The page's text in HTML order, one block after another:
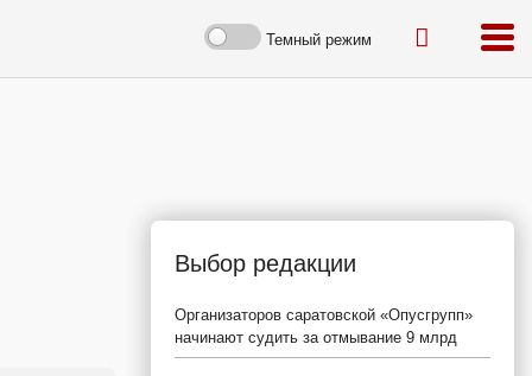
Темный режим
Выбор редакции
Организаторов саратовской «Опусгрупп»
начинают судить за отмывание 9 млрд